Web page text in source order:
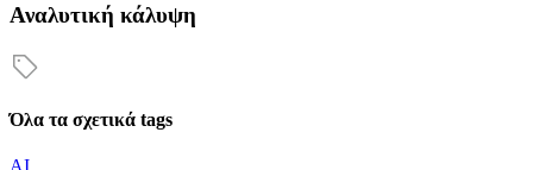
Αναλυτική κάλυψη
Όλα τα σχετικά tags
ΑΙ